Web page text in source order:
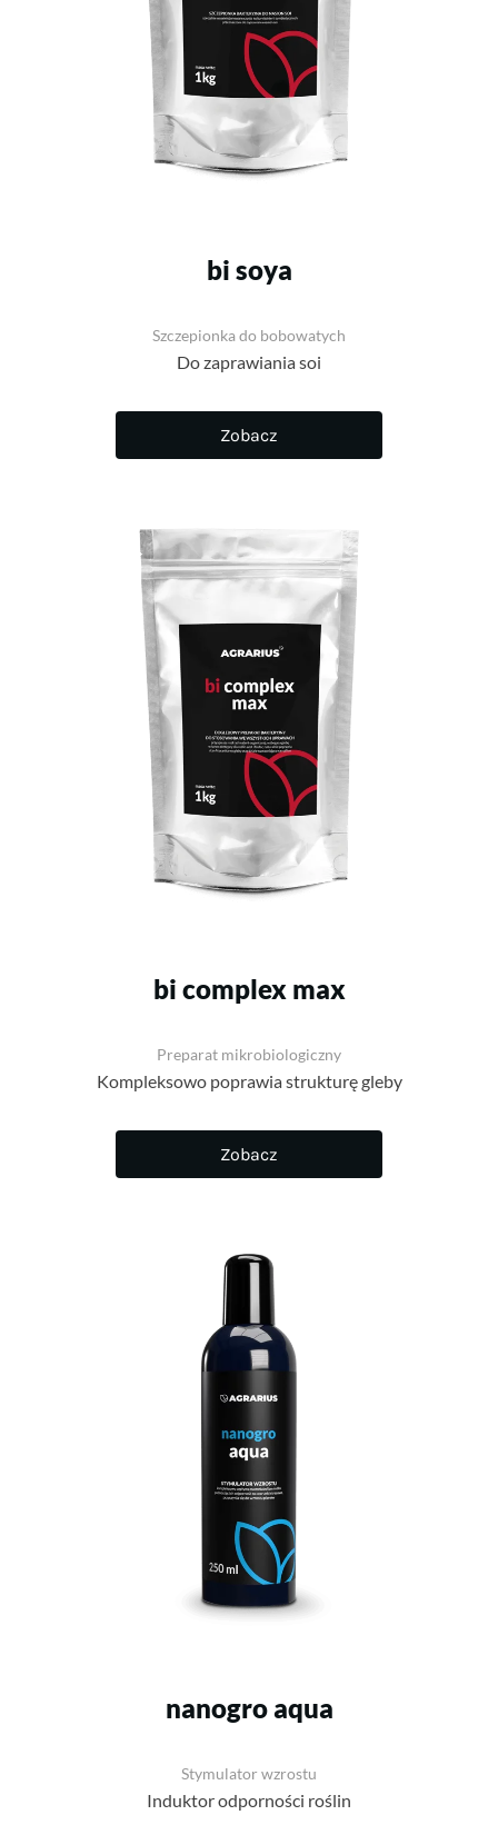
bi soya
Szczepionka do bobowatych
Do zaprawiania soi
Zobacz
bi complex max
Preparat mikrobiologiczny
Kompleksowo poprawia strukturę gleby
Zobacz
nanogro aqua
Stymulator wzrostu
Induktor odporności roślin